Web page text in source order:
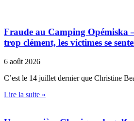
Fraude au Camping Opémiska
trop clément, les victimes se
6 août 2026
C’est le 14 juillet dernier que Christine
Lire la suite »